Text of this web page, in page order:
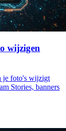
wijzigen
je foto's wijzigt
Stories, banners